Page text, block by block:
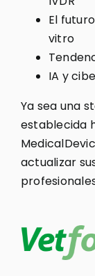
El
vitro
IA y
Ya sea una
establecida
actualizar